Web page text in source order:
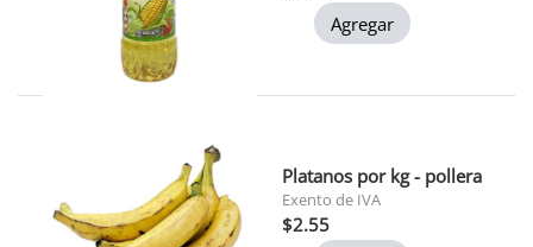
Agregar
Platanos por kg - pollera
Exento de IVA
$2.55